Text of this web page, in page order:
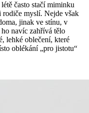
často stačí miminku
rodiče myslí. Nejde však
jinak ve stínu, v
navíc zahřívá tělo
lehké oblečení, které
oblékání „pro jistotu“